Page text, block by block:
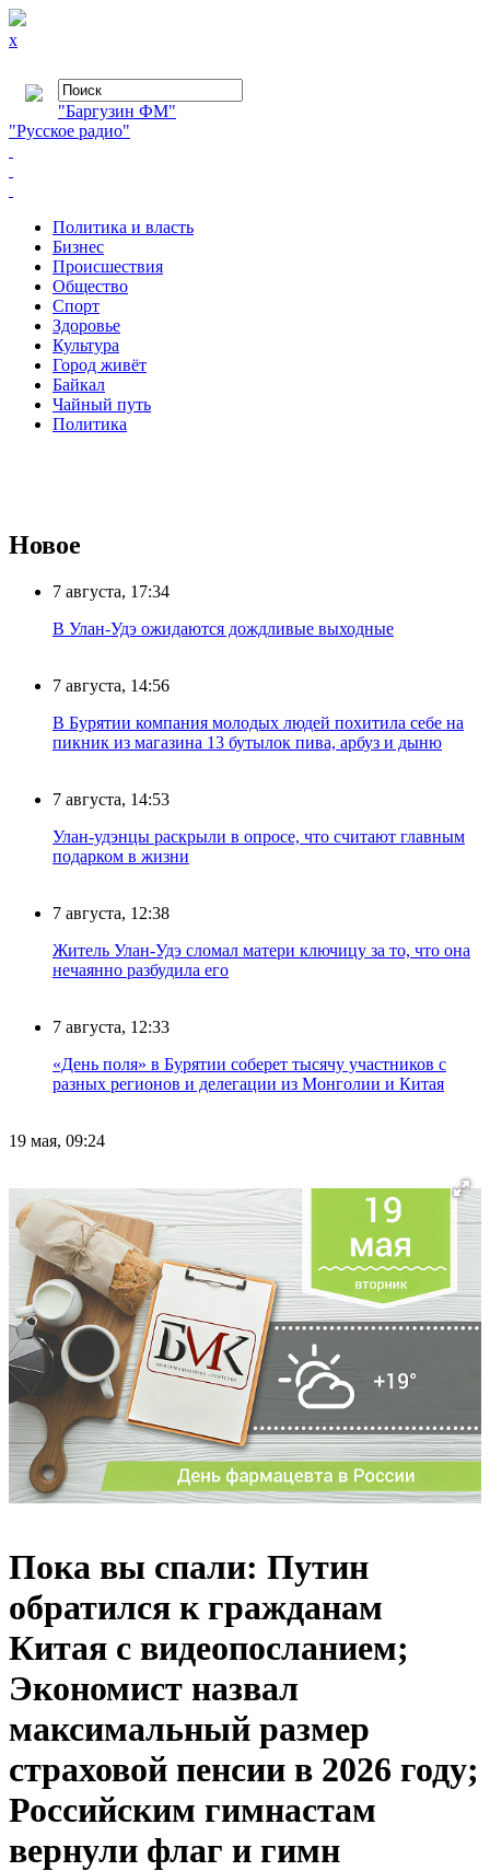
x
"Баргузин ФМ"
"Русское радио"
Политика и власть
Бизнес
Происшествия
Общество
Cпорт
Здоровье
Культура
Город живёт
Байкал
Чайный путь
Политика
Новое
7 августа, 17:34
В Улан-Удэ ожидаются дождливые выходные
7 августа, 14:56
В Бурятии компания молодых людей похитила себе на
пикник из магазина 13 бутылок пива, арбуз и дыню
7 августа, 14:53
Улан-удэнцы раскрыли в опросе, что считают главным
подарком в жизни
7 августа, 12:38
Житель Улан-Удэ сломал матери ключицу за то, что она
нечаянно разбудила его
7 августа, 12:33
«День поля» в Бурятии соберет тысячу участников с
разных регионов и делегации из Монголии и Китая
19 мая, 09:24
Пока вы спали: Путин
обратился к гражданам
Китая с видеопосланием;
Экономист назвал
максимальный размер
страховой пенсии в 2026 году;
Российским гимнастам
вернули флаг и гимн